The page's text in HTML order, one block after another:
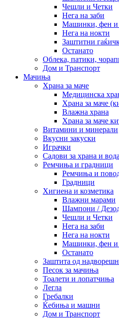
Чешли и Четки
Нега на заби
Машинки, фен
Нега на нокти
Заштитни
Останато
Облека, патики,
Дом и Транспорт
Мачиња
Храна за маче
Медицинска
Храна за маче
Влажна храна
Храна за маче
Витамини и минерали
Вкусни закуски
Играчки
Садови за храна и вода
Ремчиња и градници
Ремчиња и
Градници
Хигиена и козметика
Влажни марами
Шампони /
Чешли и Четки
Нега на заби
Нега на нокти
Машинки, фен
Останато
Заштита од
Песок за мачиња
Тоалети и лопатчиња
Легла
Гребалки
Ќебиња и машни
Дом и Транспорт